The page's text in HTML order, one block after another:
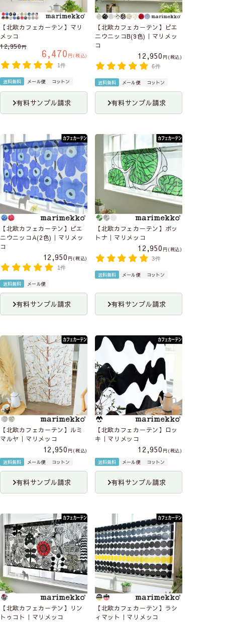
【北欧カフェカーテン】マリ
メッコ
12,950
6,470
税込
1件
送料無料 メール便 コットン
有料サンプル請求
【北欧カフェカーテン】ピエ
ニウニッコB(9色)｜マリメッ
コ
12,950
税込
6件
送料無料 メール便 コットン
有料サンプル請求
【北欧カフェカーテン】ピエ
ニウニッコA(2色)｜マリメッ
コ
12,950
税込
1件
送料無料 メール便
有料サンプル請求
【北欧カフェカーテン】ボッ
トナ｜マリメッコ
12,950
税込
3件
送料無料 メール便 コットン
有料サンプル請求
【北欧カフェカーテン】ルミ
マルヤ｜マリメッコ
12,950
税込
送料無料
メール便 コットン
有料サンプル請求
【北欧カフェカーテン】ロッ
キ｜マリメッコ
12,950
税込
送料無料
メール便 コットン
有料サンプル請求
【北欧カフェカーテン】リン
トゥコト｜マリメッコ
【北欧カフェカーテン】ラシ
ィマット｜マリメッコ